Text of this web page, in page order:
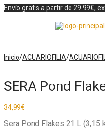
Envío gratis a partir de 29.99€,
Inicio/ACUARIOFILIA/
SERA Pond
34,99€
Sera Pond Flakes 21 L (3,15